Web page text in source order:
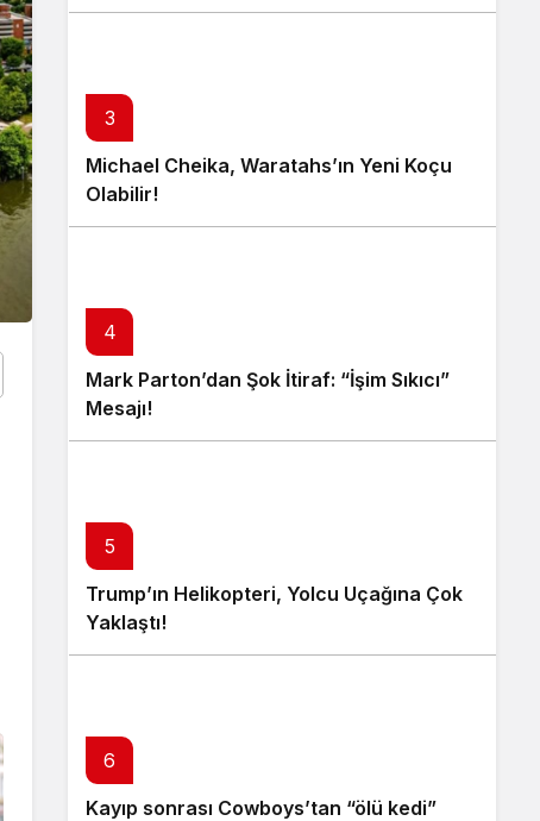
3
Michael Cheika, Waratahs’ın Yeni Koçu
Olabilir!
4
Mark Parton’dan Şok İtiraf: “İşim Sıkıcı”
Mesajı!
5
Trump’ın Helikopteri, Yolcu Uçağına Çok
Yaklaştı!
6
Kayıp sonrası Cowboys’tan “ölü kedi”